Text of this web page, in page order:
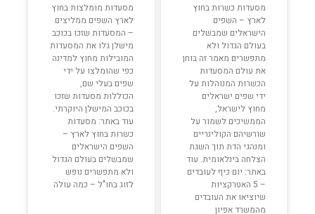
מסעדות כשרות בחוץ
לארץ – השפים
הישראלים שמבשלים
בעולם הגדול ולא
מתפשרים מאמר זה בוחן
את עולם המסעדות
הכשרות המנוהלות על
ידי שפים ישראלים
מחוץ לישראל,
הממשיכים לשמור על
שורשיהם הקולינריים
ומנהגי הדת תוך השגת
הצלחה בינלאומית. עוד
באתר: יום כיף לעובדים
– 5 האטרקציות
שיוציאו את העובדים
מהמשרד אפיון
מסעדות מומלצות בחוץ
לארץ השפים ממליצים
– המסעדות שזכו בכוכב
מישלן גלו את המסעדות
המובילות מחוץ למדינה
כפי שהומלצו על ידי
שפים בעלי שם,
הכוללות מסעדות שזכו
בכוכב המישלן היוקרתי.
עוד באתר: מסעדות
כשרות בחוץ לארץ –
השפים הישראלים
שמבשלים בעולם הגדול
ולא מתפשרים נופש
לזוג בחו"ל – כמה עולה